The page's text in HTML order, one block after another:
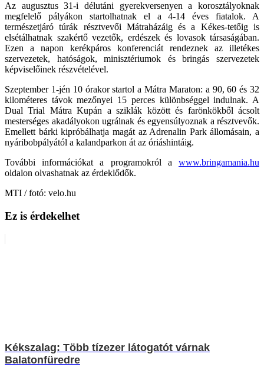
Az augusztus 31-i délutáni gyerekversenyen a korosztályoknak
megfelelő pályákon startolhatnak el a 4-14 éves fiatalok. A
természetjáró túrák résztvevői Mátraházáig és a Kékes-tetőig is
elsétálhatnak szakértő vezetők, erdészek és lovasok társaságában.
Ezen a napon kerékpáros konferenciát rendeznek az illetékes
szervezetek, hatóságok, minisztériumok és bringás szervezetek
képviselőinek részvételével.
Szeptember 1-jén 10 órakor startol a Mátra Maraton: a 90, 60 és 32
kilométeres távok mezőnyei 15 perces különbséggel indulnak. A
Dual Trial Mátra Kupán a sziklák között és farönkökből ácsolt
mesterséges akadályokon ugrálnak és egyensúlyoznak a résztvevők.
Emellett bárki kipróbálhatja magát az Adrenalin Park állomásain, a
nyáribobpályától a kalandparkon át az óriáshintáig.
További információkat a programokról a www.bringamania.hu
oldalon olvashatnak az érdeklődők.
MTI / fotó: velo.hu
Ez is érdekelhet
Kékszalag: Több tízezer látogatót várnak
Balatonfüredre